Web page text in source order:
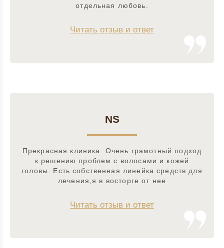
отдельная любовь.
Читать отзыв и ответ
NS
Прекрасная клиника. Очень грамотный подход
к решению проблем с волосами и кожей
головы. Есть собственная линейка средств для
лечения,я в восторге от нее
Читать отзыв и ответ